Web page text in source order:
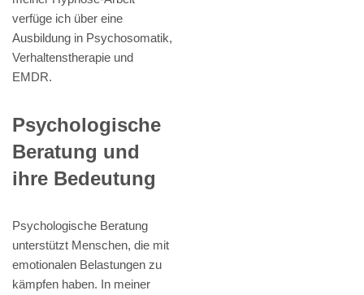
verfüge ich über eine
Ausbildung in Psychosomatik,
Verhaltenstherapie und
EMDR.
Psychologische
Beratung und
ihre Bedeutung
Psychologische Beratung
unterstützt Menschen, die mit
emotionalen Belastungen zu
kämpfen haben. In meiner